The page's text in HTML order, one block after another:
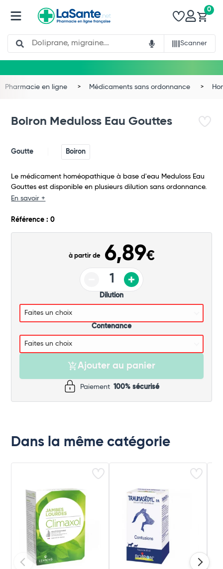
Search
Scanner
0
Total
Pharmacie en ligne Médicaments sans ordonnance
Boiron Meduloss Eau Gouttes
Goutte Boiron
Le médicament homéopathique à base d'eau Meduloss Eau
Gouttes est disponible en plusieurs dilution sans ordonnance.
En savoir +
Référence : 0
à partir de 6,89€
Dilution
Contenance
Ajouter au panier
Paiement 100% sécurisé
Dans la même catégorie